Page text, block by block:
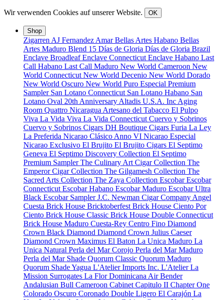
Wir verwenden Cookies auf unserer Website. OK
Shop
Zigarren AJ Fernandez AmarBellas Artes Habano Bellas
Artes Maduro Blend 15 Días de Gloria Días de Gloria Brazil
Enclave BroadleafEnclave Connecticut Enclave Habano Last
Call Habano Last Call Maduro New World Cameroon New
World Connecticut New World Decenio New World Dorado
New World Oscuro New World Puro Especial Premium
Sampler San Lotano Connecticut San Lotano Habano San
Lotano Oval 20th Anniversary Altadis U.S.A. Inc Aging
Room Quattro Nicaragua Artesano del Tabacco El Pulpo
Viva La Vida Viva La Vida Connecticut Cuervo y Sobrinos
Cuervo y Sobrinos Cigars DH Boutique Cigars Furia La Ley
La Preferida Nicarao Clásico Anno VI Nicarao Especial
Nicarao Exclusivo El Brujito El Brujito Cigars El Septimo
Geneva El Septimo Discovery Collection El Septimo
Premium SamplerThe Culinary Art Cigar Collection The
Emperor Cigar Collection The Gilgamesh Collection The
Sacred Arts Collection The Zaya Collection EscobarEscobar
Connecticut Escobar Habano Escobar Maduro Escobar Ultra
Black Escobar SamplerJ.C. Newman Cigar Company Angel
Cuesta Brick House Bricktoberfest Brick House Ciento Por
Ciento Brick House Classic Brick House Double Connecticut
Brick House Maduro Cuesta-Rey Centro Fino Diamond
Crown Black Diamond Diamond Crown Julius Caeser
Diamond Crown Maximus El Baton La Unica Maduro La
Unica Natural Perla del Mar Corojo Perla del Mar Maduro
Perla del Mar Shade Quorum Classic Quorum Maduro
Quorum ShadeYagua L'Atelier Imports Inc. L'AtelierLa
Mission Surrogates La Flor Dominicana Air Bender
Andalusian Bull Cameroon Cabinet Capitulo II Chapter One
Colorado Oscuro Coronado Double Ligero El Carajón La